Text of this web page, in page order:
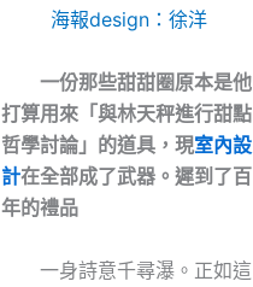
海報design：徐洋
一份那些甜甜圈原本是他
打算用來「與林天秤進行甜點
哲學討論」的道具，現室內設
計在全部成了武器。遲到了百
年的禮品
一身詩意千尋瀑。正如這